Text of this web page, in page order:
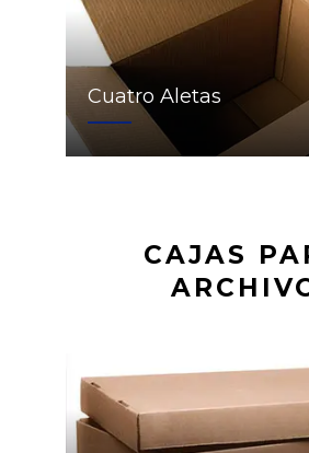
Cuatro Aletas
CAJAS